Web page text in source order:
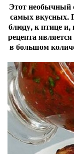
Этот необычный
самых вкусных.
блюду, к птице
рецепта
в большом